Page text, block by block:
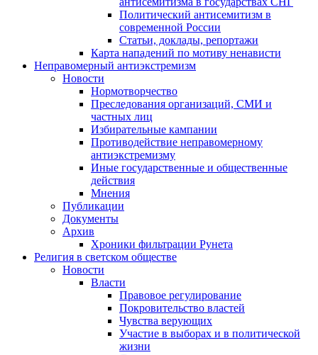
Политический антисемитизм в
современной России
Статьи, доклады, репортажи
Карта нападений по мотиву ненависти
Неправомерный антиэкстремизм
Новости
Нормотворчество
Преследования организаций, СМИ и
частных лиц
Избирательные кампании
Противодействие неправомерному
антиэкстремизму
Иные государственные и общественные
действия
Мнения
Публикации
Документы
Архив
Хроники фильтрации Рунета
Религия в светском обществе
Новости
Власти
Правовое регулирование
Покровительство властей
Чувства верующих
Участие в выборах и в политической
жизни